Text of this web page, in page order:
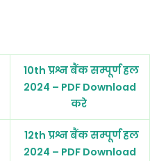
10th प्रश्न बैंक सम्पूर्ण हल
2024 – PDF Download
करे
12th प्रश्न बैंक सम्पूर्ण हल
2024 – PDF Download